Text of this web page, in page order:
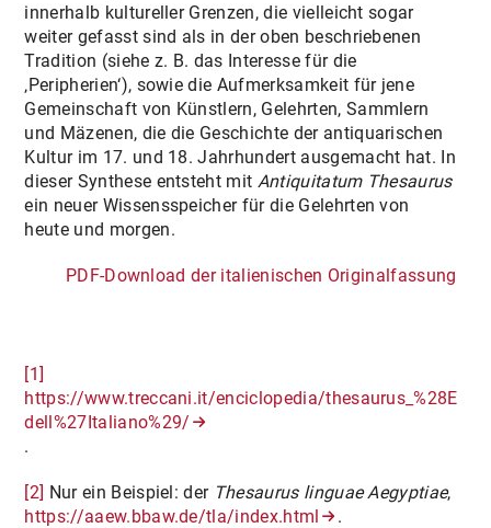
innerhalb kultureller Grenzen, die vielleicht sogar
weiter gefasst sind als in der oben beschriebenen
Tradition (siehe z. B. das Interesse für die
‚Peripherien‘), sowie die Aufmerksamkeit für jene
Gemeinschaft von Künstlern, Gelehrten, Sammlern
und Mäzenen, die die Geschichte der antiquarischen
Kultur im 17. und 18. Jahrhundert ausgemacht hat. In
dieser Synthese entsteht mit Antiquitatum Thesaurus
ein neuer Wissensspeicher für die Gelehrten von
heute und morgen.
PDF-Download der italienischen Originalfassung
[1]
https://www.treccani.it/enciclopedia/
dell%27Italiano%29/
.
[2] Nur ein Beispiel: der Thesaurus linguae Aegyptiae,
https://aaew.bbaw.de/tla/index.html
.